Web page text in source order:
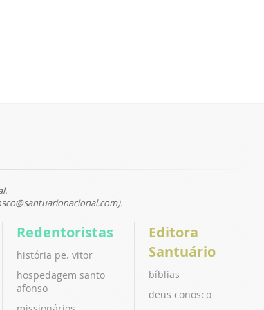
Redentoristas
história pe. vitor
hospedagem santo
afonso
Editora
Santuário
bíblias
deus conosco